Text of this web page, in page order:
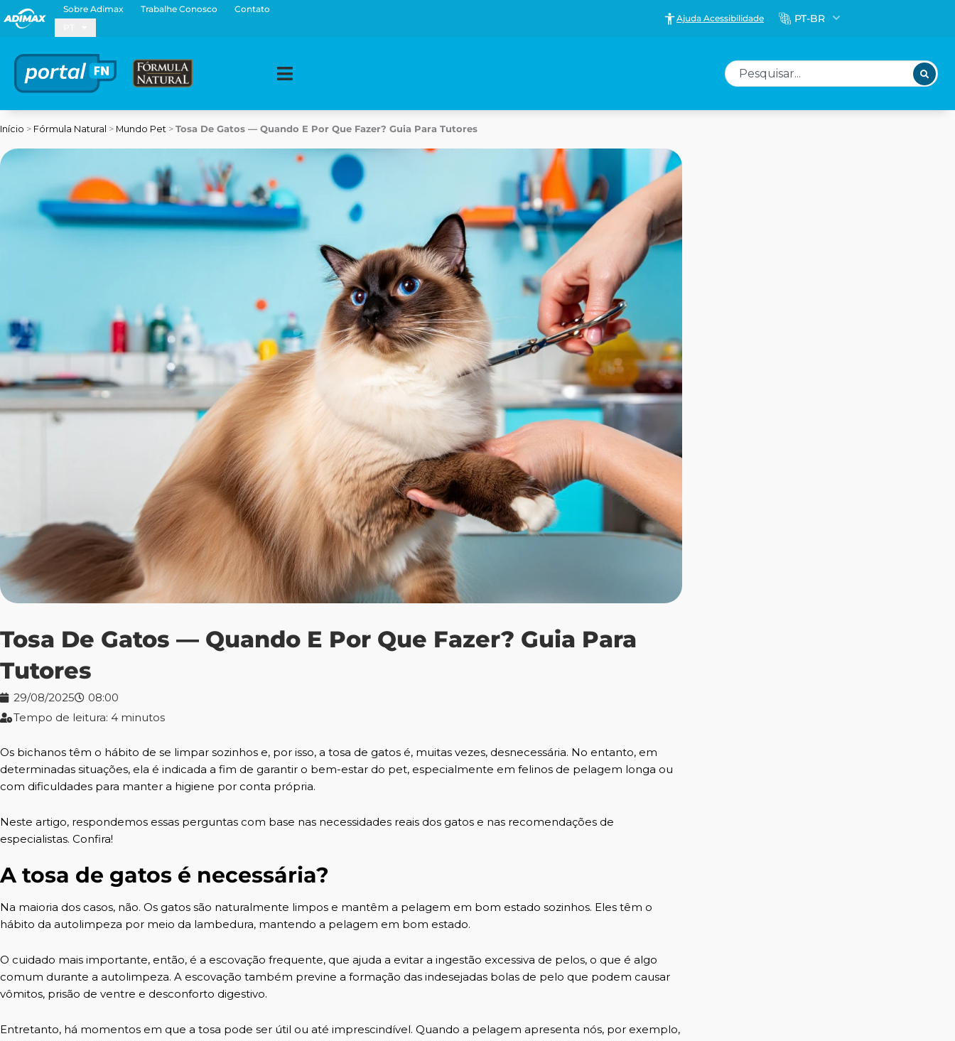
para
conteúdo
Sobre Adimax Trabalhe Conosco
Contato
Ajuda Acessibilidade PT-BR
Pesquisar
Início > Fórmula Natural > Mundo Pet > Tosa De Gatos — Quando E Por Que Fazer? Guia Para Tutores
Tosa De Gatos — Quando E Por Que Fazer? Guia Para
Tutores
29/08/2025
08:00
Tempo de leitura: 4 minutos
Os bichanos têm o hábito de se limpar sozinhos e, por isso, a tosa de gatos é, muitas vezes, desnecessária. No entanto, em
determinadas situações, ela é indicada a fim de garantir o bem-estar do pet, especialmente em felinos de pelagem longa ou
com dificuldades para manter a higiene por conta própria.
Neste artigo, respondemos essas perguntas com base nas necessidades reais dos gatos e nas recomendações de
especialistas. Confira!
A tosa de gatos é necessária?
Na maioria dos casos, não. Os gatos são naturalmente limpos e mantêm a pelagem em bom estado sozinhos. Eles têm o
hábito da autolimpeza por meio da lambedura, mantendo a pelagem em bom estado.
O cuidado mais importante, então, é a escovação frequente, que ajuda a evitar a ingestão excessiva de pelos, o que é algo
comum durante a autolimpeza. A escovação também previne a formação das indesejadas bolas de pelo que podem causar
vômitos, prisão de ventre e desconforto digestivo.
Entretanto, há momentos em que a tosa pode ser útil ou até imprescindível. Quando a pelagem apresenta nós, por exemplo,